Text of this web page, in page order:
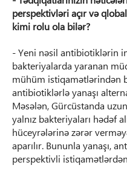
perspektivləri açır və
kimi rolu ola bilər?
- Yeni nəsil antibiotiklərin
bakteriyalarda yaranan
mühüm istiqamətlərindən
antibiotiklərlə yanaşı
Məsələn, Gürcüstanda
yalnız bakteriyaları hədəf
hüceyrələrinə zərər
aparılır. Bununla yanaşı,
perspektivli